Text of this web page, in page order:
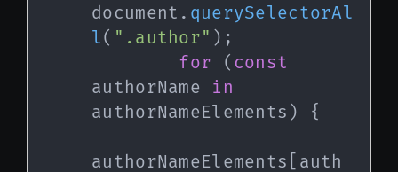
document . querySelectorAl
l( ".author" ) ;
for
( const
authorName in
authorNameElements ) {
authorNameElements
auth